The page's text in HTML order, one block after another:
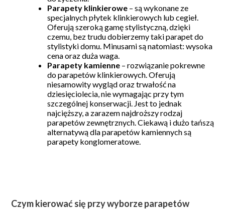
Parapety klinkierowe – są wykonane ze
specjalnych płytek klinkierowych lub cegieł.
Oferują szeroką gamę stylistyczną, dzięki
czemu, bez trudu dobierzemy taki parapet do
stylistyki domu. Minusami są natomiast: wysoka
cena oraz duża waga.
Parapety kamienne – rozwiązanie pokrewne
do parapetów klinkierowych. Oferują
niesamowity wygląd oraz trwałość na
dziesięciolecia, nie wymagając przy tym
szczególnej konserwacji. Jest to jednak
najcięższy, a zarazem najdroższy rodzaj
parapetów zewnętrznych. Ciekawą i dużo tańszą
alternatywą dla parapetów kamiennych są
parapety konglomeratowe.
Czym kierować się przy wyborze parapetów